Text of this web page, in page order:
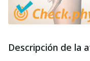
Descripción de la